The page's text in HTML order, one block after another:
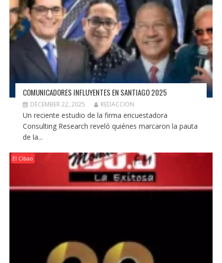
COMUNICADORES INFLUYENTES EN SANTIAGO 2025
DECEMBER 22, 2025 REDACCION
Un reciente estudio de la firma encuestadora
Consulting Research reveló quiénes marcaron la pauta
de la...
El Cibao